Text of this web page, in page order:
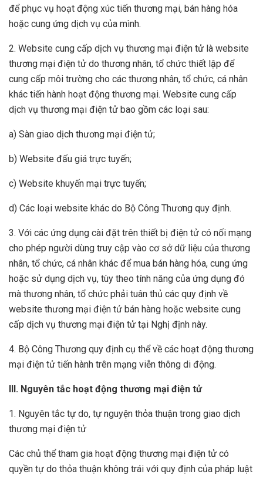
để phục vụ hoạt động xúc tiến thương mại, bán hàng hóa
hoặc cung ứng dịch vụ của mình.
2. Website cung cấp dịch vụ thương mại điện tử là website
thương mại điện tử do thương nhân, tổ chức thiết lập để
cung cấp môi trường cho các thương nhân, tổ chức, cá nhân
khác tiến hành hoạt động thương mại. Website cung cấp
dịch vụ thương mại điện tử bao gồm các loại sau:
a) Sàn giao dịch thương mại điện tử;
b) Website đấu giá trực tuyến;
c) Website khuyến mại trực tuyến;
d) Các loại website khác do Bộ Công Thương quy định.
3. Với các ứng dụng cài đặt trên thiết bị điện tử có nối mạng
cho phép người dùng truy cập vào cơ sở dữ liệu của thương
nhân, tổ chức, cá nhân khác để mua bán hàng hóa, cung ứng
hoặc sử dụng dịch vụ, tùy theo tính năng của ứng dụng đó
mà thương nhân, tổ chức phải tuân thủ các quy định về
website thương mại điện tử bán hàng hoặc website cung
cấp dịch vụ thương mại điện tử tại Nghị định này.
4. Bộ Công Thương quy định cụ thể về các hoạt động thương
mại điện tử tiến hành trên mạng viễn thông di động.
III. N guyên tắc hoạt động thương mại điện tử
1. Nguyên tắc tự do, tự nguyện thỏa thuận trong giao dịch
thương mại điện tử
Các chủ thể tham gia hoạt động thương mại điện tử có
quyền tự do thỏa thuận không trái với quy định của pháp luật